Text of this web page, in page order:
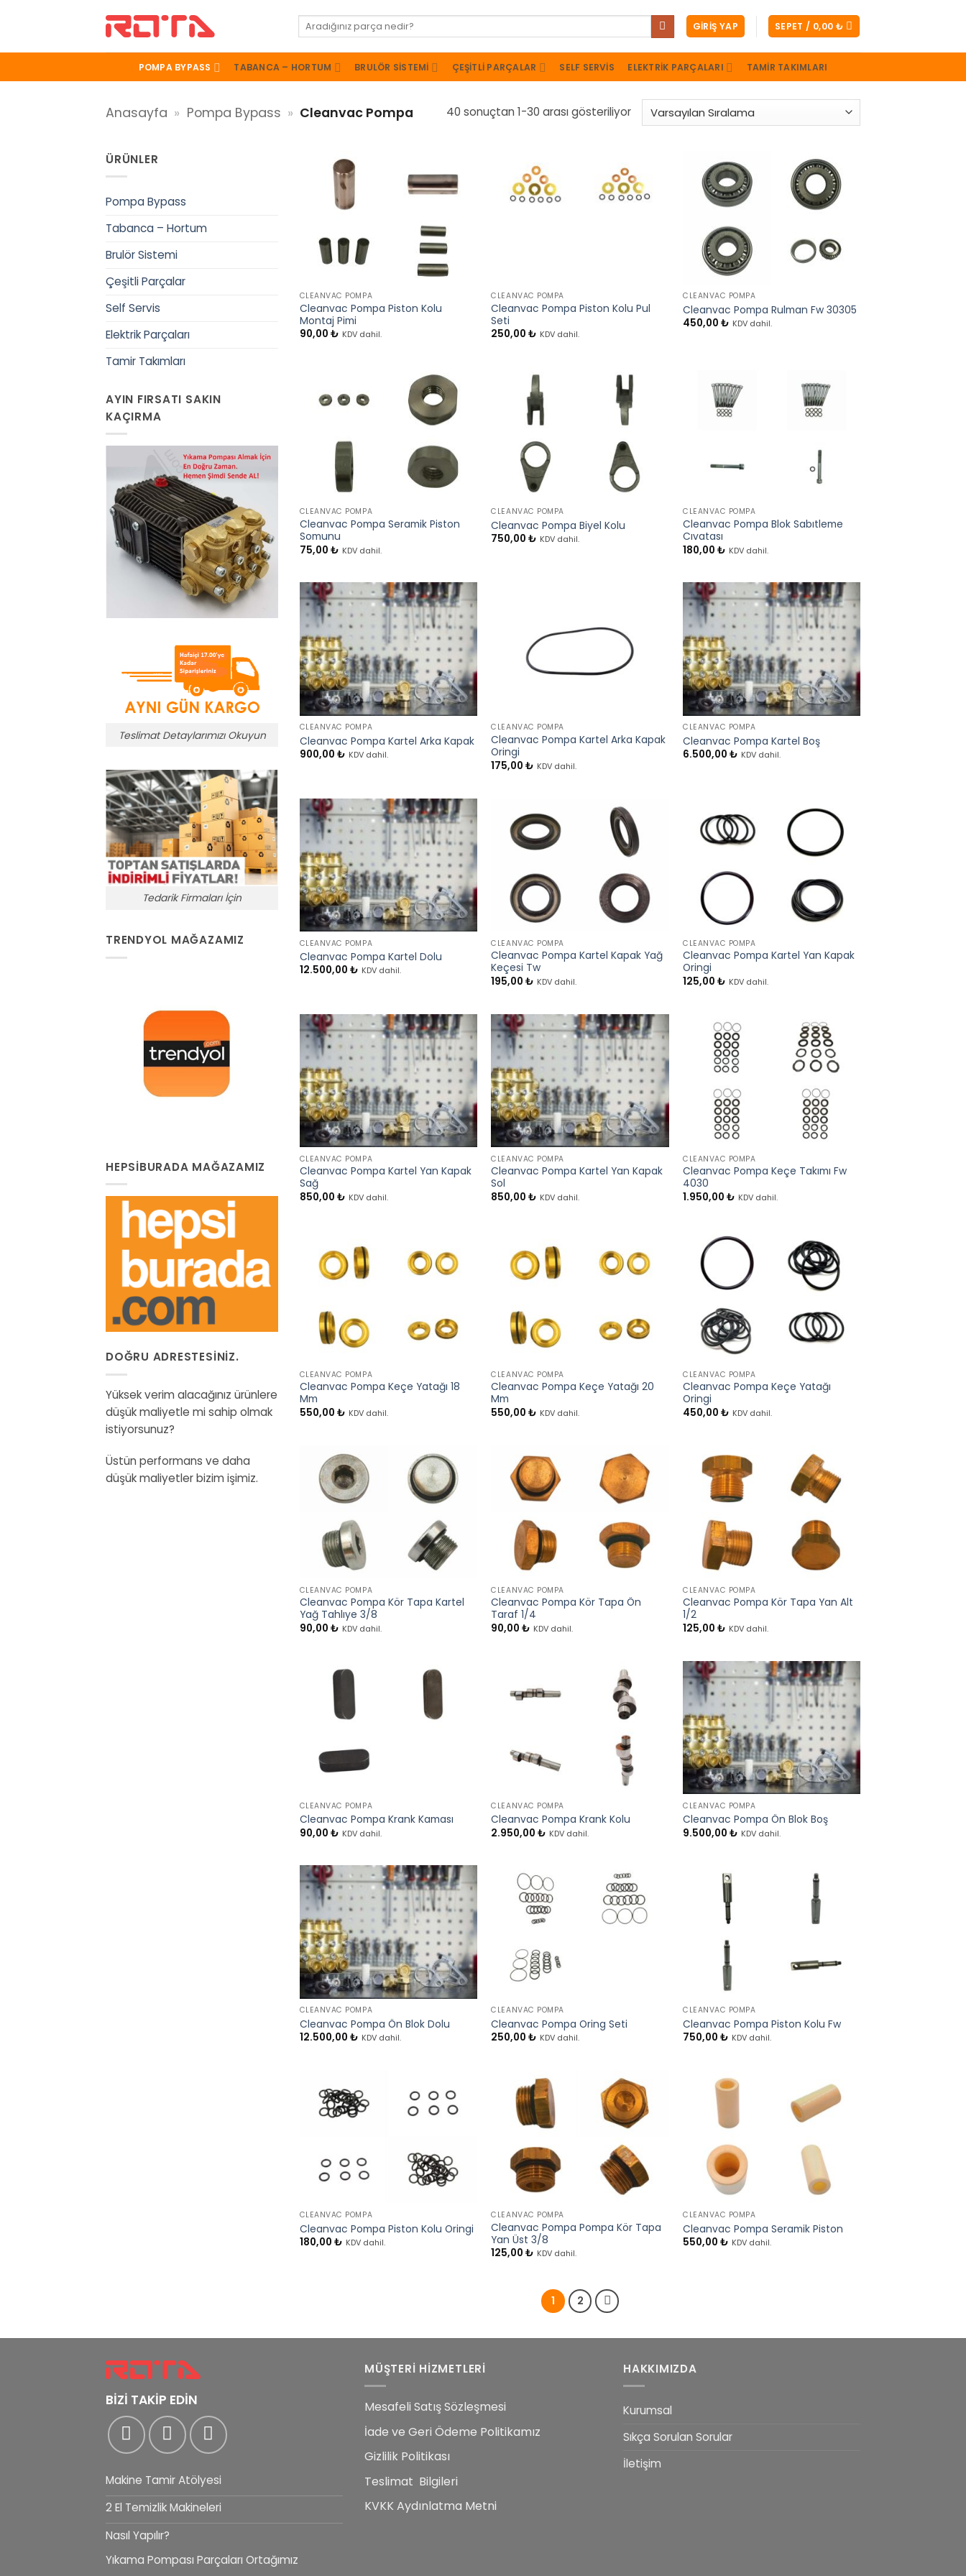
Ara: GIRIŞ YAP SEPET / 0,00 ₺
POMPA BYPASS TABANCA – HORTUM BRULÖR SISTEMI ÇEŞITLI PARÇALAR SELF SERVIS ELEKTRIK PARÇALARI TAMIR TAKIMLARI
Anasayfa » Pompa Bypass » Cleanvac Pompa 40 sonuçtan 1-30 arası gösteriliyor
ÜRÜNLER
Pompa Bypass
Tabanca – Hortum
Brulör Sistemi
Çeşitli Parçalar
Self Servis
Elektrik Parçaları
Tamir Takımları
AYIN FIRSATI SAKIN
KAÇIRMA
Teslimat Detaylarımızı Okuyun
Tedarik Firmaları İçin
TRENDYOL MAĞAZAMIZ
HEPSIBURADA MAĞAZAMIZ
DOĞRU ADRESTESINIZ.
Yüksek verim alacağınız ürünlere
düşük maliyetle mi sahip olmak
istiyorsunuz?
Üstün performans ve daha
düşük maliyetler bizim işimiz.
CLEANVAC POMPA
Cleanvac Pompa Piston Kolu
Montaj Pimi
90,00 ₺ KDV dahil.
CLEANVAC POMPA
Cleanvac Pompa Piston Kolu Pul
Seti
250,00₺ KDV dahil.
CLEANVAC POMPA
Cleanvac Pompa Rulman Fw 30305
450,00₺ KDV dahil.
CLEANVAC POMPA
Cleanvac Pompa Seramik Piston
Somunu
75,00 ₺ KDV dahil.
CLEANVAC POMPA
Cleanvac Pompa Biyel Kolu
750,00₺ KDV dahil.
CLEANVAC POMPA
Cleanvac Pompa Blok Sabıtleme
Cıvatası
180,00₺ KDV dahil.
+
CLEANVAC POMPA
Cleanvac Pompa Kartel Arka Kapak
900,00 ₺ KDV dahil.
CLEANVAC POMPA
Cleanvac Pompa Kartel Arka Kapak
Oringi
175,00₺ KDV dahil.
+
CLEANVAC POMPA
Cleanvac Pompa Kartel Boş
6.500,00₺ KDV dahil.
+
CLEANVAC POMPA
Cleanvac Pompa Kartel Dolu
12.500,00 ₺ KDV dahil.
CLEANVAC POMPA
Cleanvac Pompa Kartel Kapak Yağ
Keçesi Tw
195,00₺ KDV dahil.
CLEANVAC POMPA
Cleanvac Pompa Kartel Yan Kapak
Oringi
125,00₺ KDV dahil.
+
CLEANVAC POMPA
Cleanvac Pompa Kartel Yan Kapak
Sağ
850,00 ₺ KDV dahil.
+
CLEANVAC POMPA
Cleanvac Pompa Kartel Yan Kapak
Sol
850,00₺ KDV dahil.
CLEANVAC POMPA
Cleanvac Pompa Keçe Takımı Fw
4030
1.950,00₺ KDV dahil.
CLEANVAC POMPA
Cleanvac Pompa Keçe Yatağı 18
Mm
550,00 ₺ KDV dahil.
CLEANVAC POMPA
Cleanvac Pompa Keçe Yatağı 20
Mm
550,00₺ KDV dahil.
CLEANVAC POMPA
Cleanvac Pompa Keçe Yatağı
Oringi
450,00₺ KDV dahil.
CLEANVAC POMPA
Cleanvac Pompa Kör Tapa Kartel
Yağ Tahlıye 3/8
90,00 ₺ KDV dahil.
CLEANVAC POMPA
Cleanvac Pompa Kör Tapa Ön
Taraf 1/4
90,00₺ KDV dahil.
+
CLEANVAC POMPA
Cleanvac Pompa Kör Tapa Yan Alt
1/2
125,00₺ KDV dahil.
CLEANVAC POMPA
Cleanvac Pompa Krank Kaması
90,00 ₺ KDV dahil.
CLEANVAC POMPA
Cleanvac Pompa Krank Kolu
2.950,00₺ KDV dahil.
+
CLEANVAC POMPA
Cleanvac Pompa Ön Blok Boş
9.500,00₺ KDV dahil.
+
CLEANVAC POMPA
Cleanvac Pompa Ön Blok Dolu
12.500,00 ₺ KDV dahil.
CLEANVAC POMPA
Cleanvac Pompa Oring Seti
250,00₺ KDV dahil.
CLEANVAC POMPA
Cleanvac Pompa Piston Kolu Fw
750,00₺ KDV dahil.
CLEANVAC POMPA
Cleanvac Pompa Piston Kolu Oringi
180,00 ₺ KDV dahil.
CLEANVAC POMPA
Cleanvac Pompa Pompa Kör Tapa
Yan Üst 3/8
125,00₺ KDV dahil.
CLEANVAC POMPA
Cleanvac Pompa Seramik Piston
550,00₺ KDV dahil.
1 2
BİZİ TAKİP EDİN
Makine Tamir Atölyesi
2 El Temizlik Makineleri
Nasıl Yapılır?
Yıkama Pompası Parçaları Ortağımız
MÜŞTERİ HİZMETLERİ
Mesafeli Satış Sözleşmesi
İade ve Geri Ödeme Politikamız
Gizlilik Politikası
Teslimat Bilgileri
KVKK Aydınlatma Metni
HAKKIMIZDA
Kurumsal
Sıkça Sorulan Sorular
İletişim